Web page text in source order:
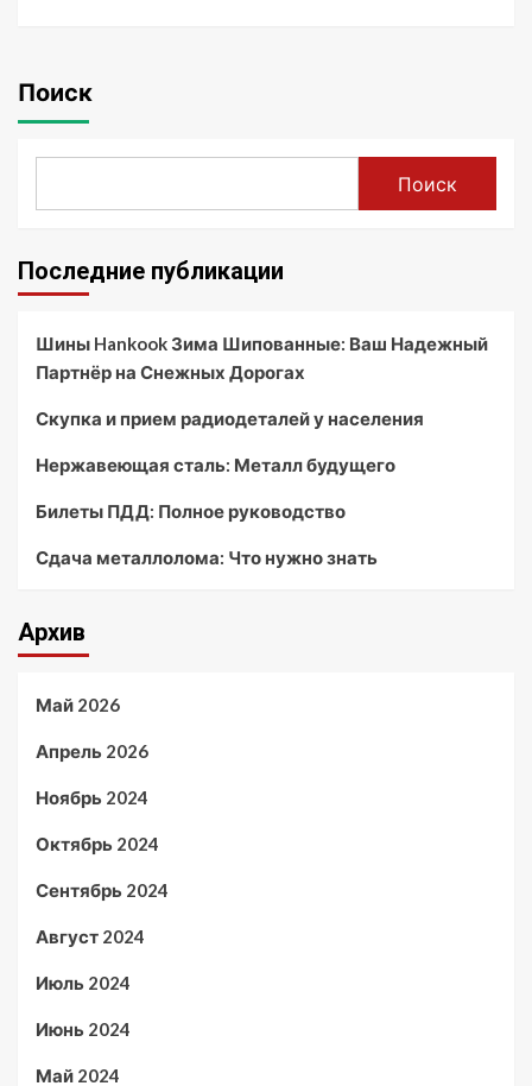
Поиск
Поиск
Последние публикации
Шины Hankook Зима Шипованные: Ваш Надежный
Партнёр на Снежных Дорогах
Скупка и прием радиодеталей у населения
Нержавеющая сталь: Металл будущего
Билеты ПДД: Полное руководство
Сдача металлолома: Что нужно знать
Архив
Май 2026
Апрель 2026
Ноябрь 2024
Октябрь 2024
Сентябрь 2024
Август 2024
Июль 2024
Июнь 2024
Май 2024